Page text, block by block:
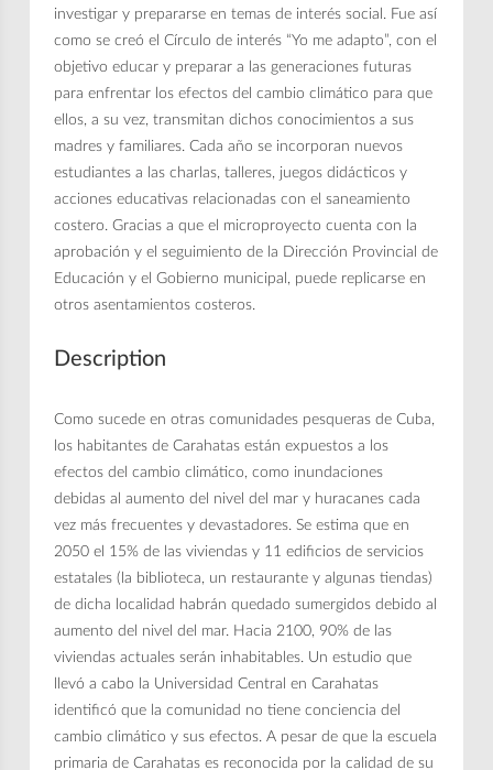
investigar y prepararse en temas de interés social. Fue así
como se creó el Círculo de interés “Yo me adapto”, con el
objetivo educar y preparar a las generaciones futuras
para enfrentar los efectos del cambio climático para que
ellos, a su vez, transmitan dichos conocimientos a sus
madres y familiares. Cada año se incorporan nuevos
estudiantes a las charlas, talleres, juegos didácticos y
acciones educativas relacionadas con el saneamiento
costero. Gracias a que el microproyecto cuenta con la
aprobación y el seguimiento de la Dirección Provincial de
Educación y el Gobierno municipal, puede replicarse en
otros asentamientos costeros.
Description
Como sucede en otras comunidades pesqueras de Cuba,
los habitantes de Carahatas están expuestos a los
efectos del cambio climático, como inundaciones
debidas al aumento del nivel del mar y huracanes cada
vez más frecuentes y devastadores. Se estima que en
2050 el 15% de las viviendas y 11 edificios de servicios
estatales (la biblioteca, un restaurante y algunas tiendas)
de dicha localidad habrán quedado sumergidos debido al
aumento del nivel del mar. Hacia 2100, 90% de las
viviendas actuales serán inhabitables. Un estudio que
llevó a cabo la Universidad Central en Carahatas
identificó que la comunidad no tiene conciencia del
cambio climático y sus efectos. A pesar de que la escuela
primaria de Carahatas es reconocida por la calidad de su